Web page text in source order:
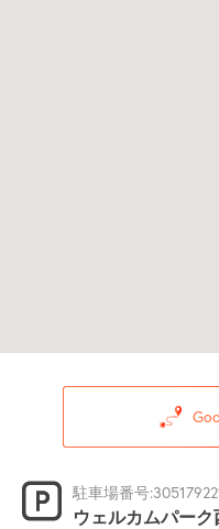
駐車場番号
ウェルカムパーク